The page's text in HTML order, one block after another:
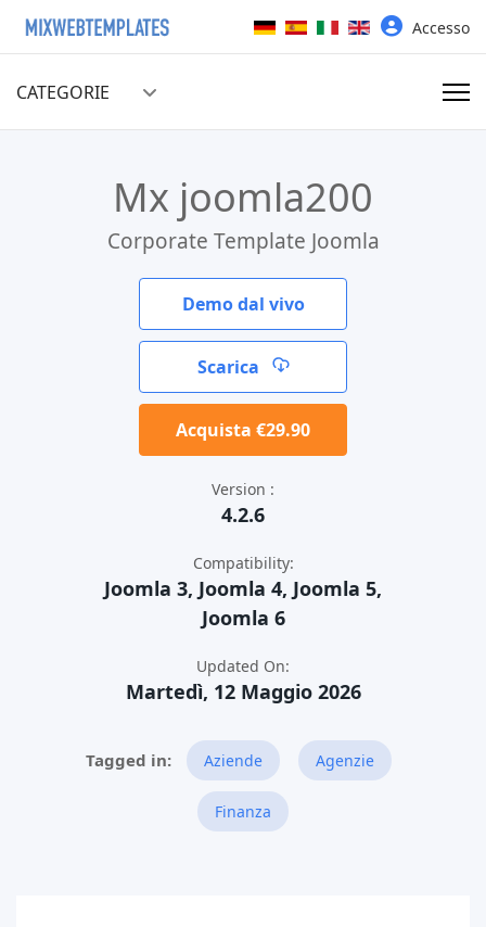
Seleziona la tua linguaAccesso
CATEGORIE
Mx joomla200
Corporate Template Joomla
Demo dal vivo
Scarica
Acquista €29.90
Version :
4.2.6
Compatibility:
Joomla 3, Joomla 4, Joomla 5,
Joomla 6
Updated On:
Martedì, 12 Maggio 2026
Aziende Agenzie
Finanza